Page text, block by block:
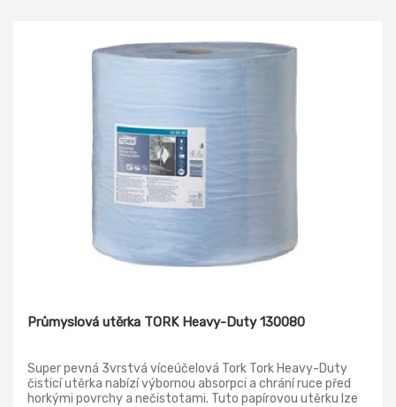
Průmyslová utěrka TORK Heavy-Duty 130080
Super pevná 3vrstvá víceúčelová Tork Tork Heavy-Duty
čisticí utěrka nabízí výbornou absorpci a chrání ruce před
horkými povrchy a nečistotami. Tuto papírovou utěrku lze